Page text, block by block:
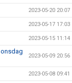
2023-05-20 20:07
2023-05-17 17:03
2023-05-15 11:14
2023-05-09 20:56
2023-05-08 09:41